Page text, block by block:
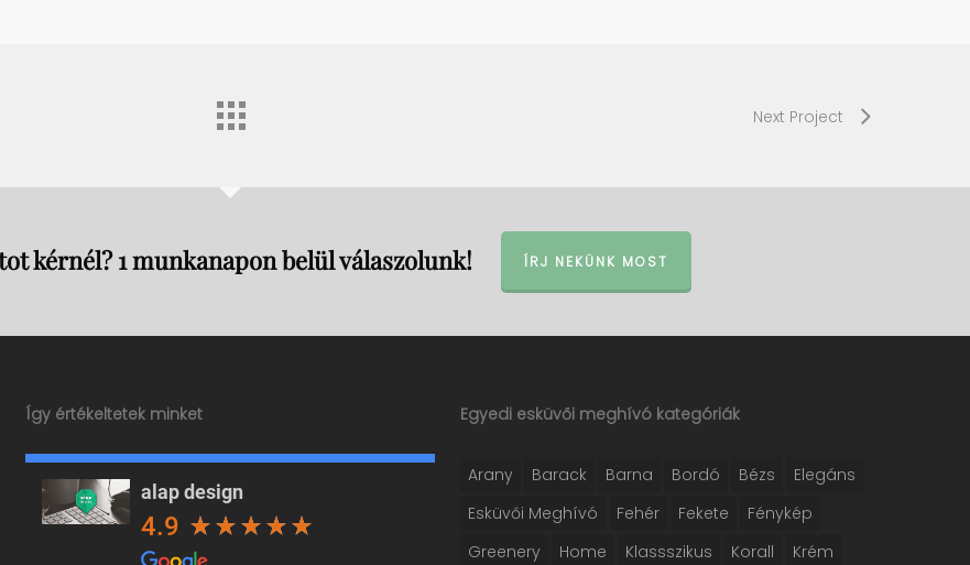
Next Project
kérnél? 1 munkanapon belül válaszolunk! ÍRJ NEKÜNK MOST
Így értékeltetek minket
alap design
4.9
Egyedi esküvői meghívó kategóriák
Arany Barack Barna Bordó Bézs
Elegáns
Esküvői Meghívó
Fehér Fekete
Fénykép
Greenery
Home Klassszikus Korall Krém